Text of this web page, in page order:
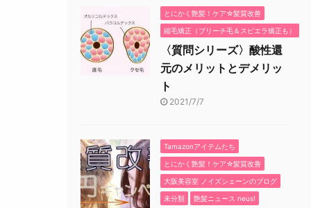
とにかく艶髪！ケア☆髪質改善
縮毛矯正（ブリーチ毛＆スピエラ矯正も）
〈質問シリーズ〉酸性還
元のメリットとデメリッ
ト
2021/7/7
Tamazonアイテムたち
とにかく艶髪！ケア☆髪質改善
大阪美容室 ノイズシェーンのブログ
未分類 艶髪ニュース neus!